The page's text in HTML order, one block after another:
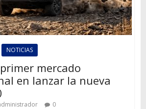
NOTICIAS
mercado
en lanzar la nueva
0